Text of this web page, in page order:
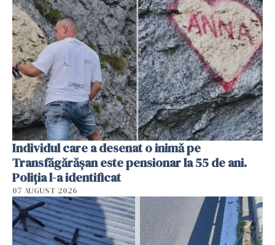
Individul care a desenat o inimă pe
Transfăgărășan este pensionar la 55 de ani.
Poliția l-a identificat
07 AUGUST 2026